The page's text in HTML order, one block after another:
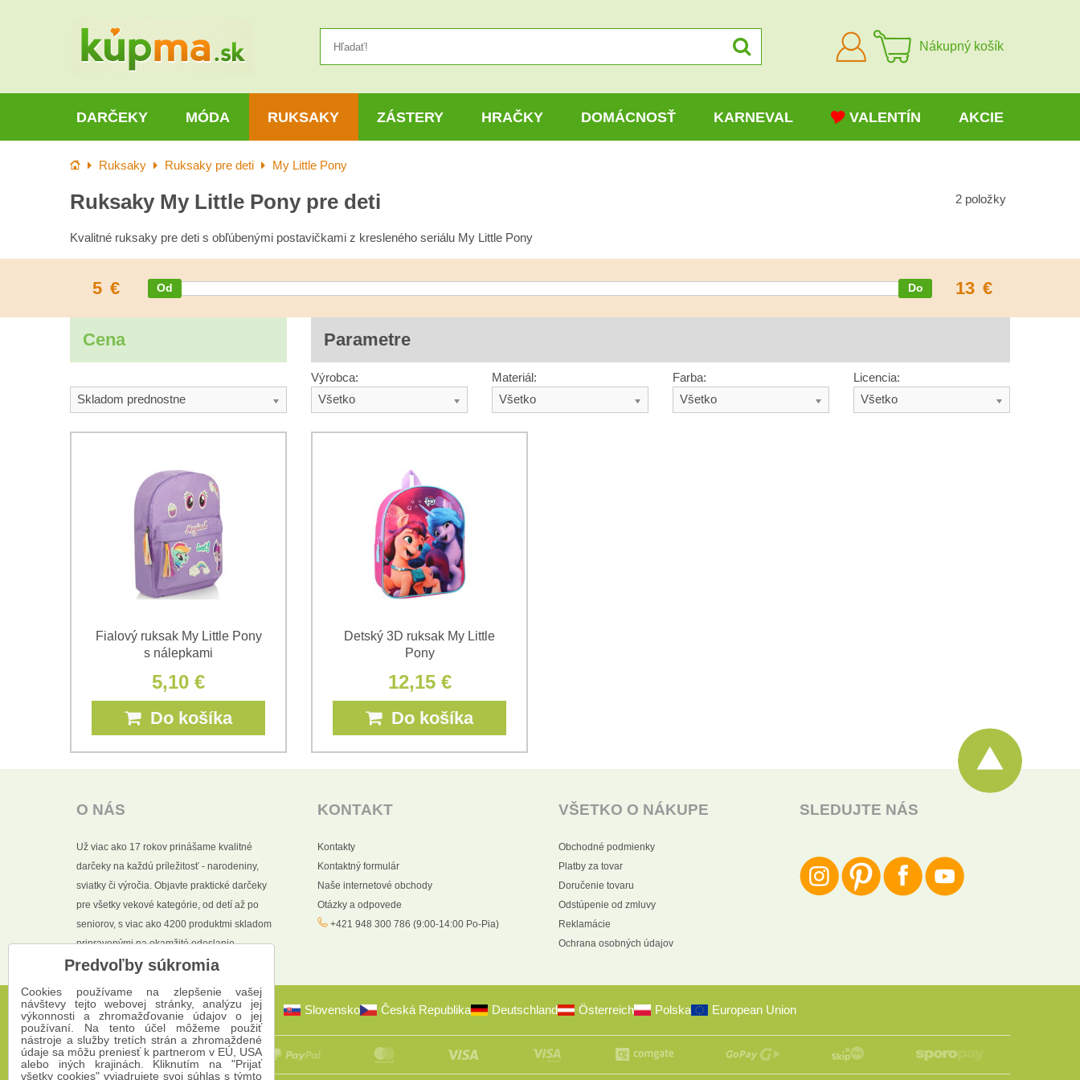
Prihlásiť
sa
Nákupný košík
DARČEKY MÓDA RUKSAKY ZÁSTERY HRAČKY DOMÁCNOSŤ KARNEVAL VALENTÍN AKCIE
Úvod Ruksaky Ruksaky pre deti My Little Pony
Ruksaky My Little Pony pre deti 2 položky
Kvalitné ruksaky pre deti s obľúbenými postavičkami z kresleného seriálu My Little Pony
5 € 13 €
Cena Parametre
Skladom prednostne
Výrobca:
Všetko
Materiál:
Všetko
Farba:
Všetko
Licencia:
Všetko
Fialový ruksak My Little Pony
s nálepkami
5,10 €
Do košíka
Detský 3D ruksak My Little
Pony
12,15 €
Do košíka
O NÁS
Už viac ako 17 rokov prinášame kvalitné
darčeky na každú príležitosť - narodeniny,
sviatky či výročia. Objavte praktické darčeky
pre všetky vekové kategórie, od detí až po
seniorov, s viac ako 4200 produktmi skladom
pripravenými na okamžité odoslanie.
KONTAKT
Kontakty
Kontaktný formulár
Naše internetové obchody
Otázky a odpovede
+421 948 300 786 (9:00-14:00 Po-Pia)
VŠETKO O NÁKUPE
Obchodné podmienky
Platby za tovar
Doručenie tovaru
Odstúpenie od zmluvy
Reklamácie
Ochrana osobných údajov
SLEDUJTE NÁS
Slovensko Česká Republika Deutschland Österreich Polska European Union
Predvoľby súkromia
Cookies používame na zlepšenie vašej
návštevy tejto webovej stránky, analýzu jej
výkonnosti a zhromažďovanie údajov o jej
používaní. Na tento účel môžeme použiť
nástroje a služby tretích strán a zhromaždené
údaje sa môžu preniesť k partnerom v EÚ, USA
alebo iných krajinách. Kliknutím na "Prijať
všetky cookies" vyjadrujete svoj súhlas s týmto